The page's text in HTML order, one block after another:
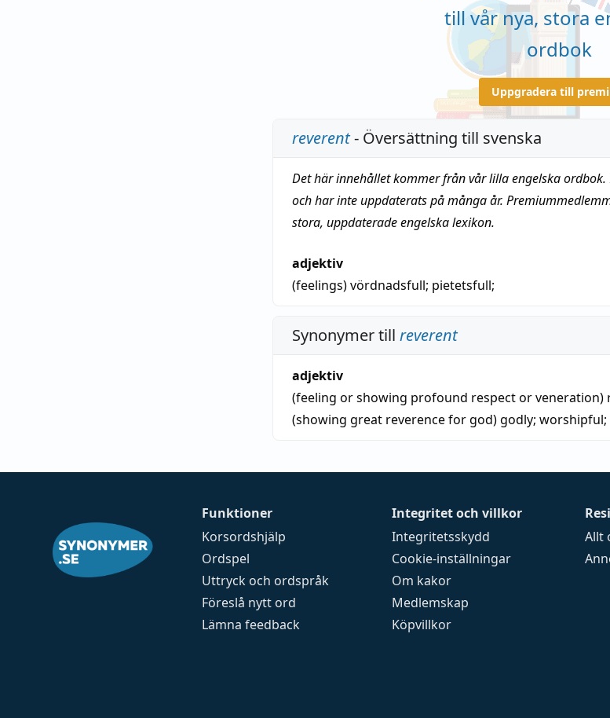
till vår nya, stora
ordbok
Uppgradera till
reverent- Översättning till svenska
Det här innehållet kommer från vår lilla engelska
och har inte uppdaterats på många år.
stora, uppdaterade engelska lexikon.
adjektiv
(feelings)vördnadsfull; pietetsfull;
Synonymer till reverent
adjektiv
(feeling or showing profound respect or veneration)
(showing great reverence for god)godly; worshipful;
Funktioner
Korsordshjälp
Ordspel
Uttryck och ordspråk
Föreslå nytt ord
Lämna feedback
Integritet och villkor
Integritetsskydd
Cookie-inställningar
Om kakor
Medlemskap
Köpvillkor
Allt